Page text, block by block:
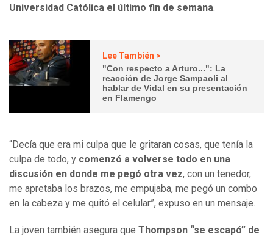
Universidad Católica el último fin de semana.
Lee También >
"Con respecto a Arturo...": La
reacción de Jorge Sampaoli al
hablar de Vidal en su presentación
en Flamengo
“Decía que era mi culpa que le gritaran cosas, que tenía la
culpa de todo, y comenzó a volverse todo en una
discusión en donde me pegó otra vez, con un tenedor,
me apretaba los brazos, me empujaba, me pegó un combo
en la cabeza y me quitó el celular”, expuso en un mensaje.
La joven también asegura que Thompson “se escapó” de